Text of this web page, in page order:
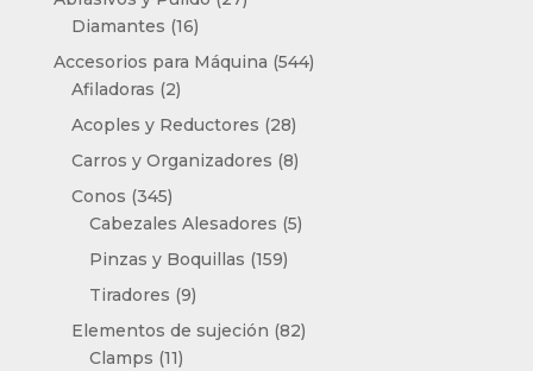
Diamantes 1616
productos
Accesorios para Máquina 544544
Afiladoras 22
productos
Acoples y Reductores 2828
productos
Carros y Organizadores 88
Conos 345345
productos
Cabezales Alesadores 55
Pinzas y Boquillas 159159
Tiradores 99
productos
Elementos de sujeción 8282
Clamps 1111